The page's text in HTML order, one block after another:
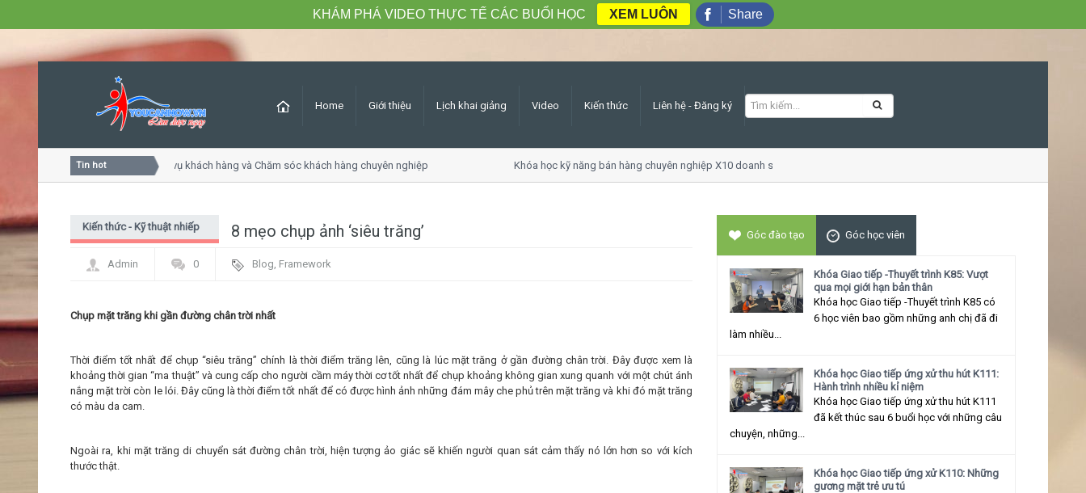
Home Giới thiệu Lịch khai giảng Video Kiến thức Liên hệ - Đăng ký
Tin hot
Khóa học Tư duy dịch vụ khách hàng và Chăm sóc khách hàng chuyên nghiệp Khóa học kỹ năng bán hàng chuyên nghiệp X10 doanh số
8 mẹo chụp ảnh ‘siêu trăng’
Kiến thức - Kỹ thuật nhiếp
Admin
0 Blog, Framework
Chụp mặt trăng khi gần đường chân trời nhất
Thời điểm tốt nhất để chụp “siêu trăng” chính là thời điểm trăng lên, cũng là lúc mặt trăng ở gần đường chân trời. Đây được xem là
khoảng thời gian “ma thuật” và cung cấp cho người cầm máy thời cơ tốt nhất để chụp khoảng không gian xung quanh với một chút ánh
nắng mặt trời còn le lói. Đây cũng là thời điểm tốt nhất để có được hình ảnh những đám mây che phủ trên mặt trăng và khi đó mặt trăng
có màu da cam.
Ngoài ra, khi mặt trăng di chuyển sát đường chân trời, hiện tượng ảo giác sẽ khiến người quan sát cảm thấy nó lớn hơn so với kích
thước thật.
Góc đào tạo Góc học viên
Khóa Giao tiếp -Thuyết trình K85: Vượt
qua mọi giới hạn bản thân
Khóa học Giao tiếp -Thuyết trình K85 có
6 học viên bao gồm những anh chị đã đi
làm nhiều...
Khóa học Giao tiếp ứng xử thu hút K111:
Hành trình nhiều kỉ niệm
Khóa học Giao tiếp ứng xử thu hút K111
đã kết thúc sau 6 buổi học với những câu
chuyện, những...
Khóa học Giao tiếp ứng xử K110: Những
gương mặt trẻ ưu tú
KHÁM PHÁ VIDEO THỰC TẾ CÁC BUỔI HỌC XEM LUÔN Share